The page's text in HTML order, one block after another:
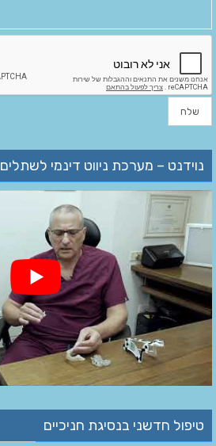
נוידנט – מערכת ניווט דינמי לשתלים
טיפול חדשני בנסיגת חניכיים